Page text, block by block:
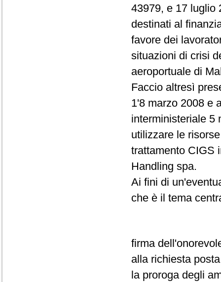
43979, e 17 luglio
destinati al
favore dei
situazioni di crisi
aeroportuale di
Faccio altresì
1'8 marzo 2008 e
interministeriale 5
utilizzare le
trattamento CIGS
Handling spa.
Ai fini di
che è il tema
firma
alla richiesta
la proroga degli